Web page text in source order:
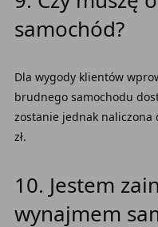
samochód?
Dla wygody klientów
brudnego samochodu
zostanie jednak naliczona
zł.
10. Jestem
wynajmem